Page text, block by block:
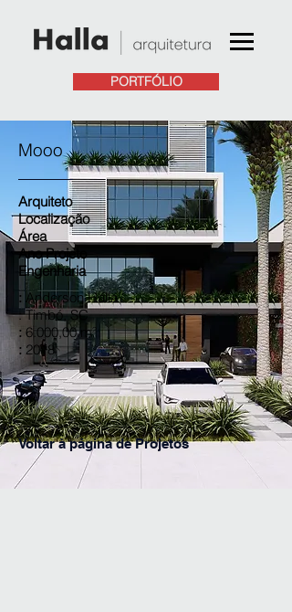
PORTFÓLIO
Mooo
Arquiteto
Localização
Área
Ano Projeto
Engenharia
:Anderson Halla
: Timbó, SC
: 6.000,00 m²
: 2018
...
Voltar à página de Projetos